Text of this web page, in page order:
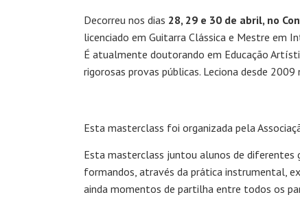
Decorreu nos dias 28, 29 e 30 de abril, no
licenciado em Guitarra Clássica e Mestre em
É atualmente doutorando em Educação
rigorosas provas públicas. Leciona desde 2009
Esta masterclass foi organizada pela
Esta masterclass juntou alunos de diferentes
formandos, através da prática instrumental,
ainda momentos de partilha entre todos os